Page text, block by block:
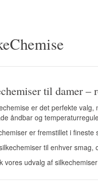
til damer –
er det perfekte
åndbar og
er fremstillet i
til enhver
vores udvalg af silkechemiser